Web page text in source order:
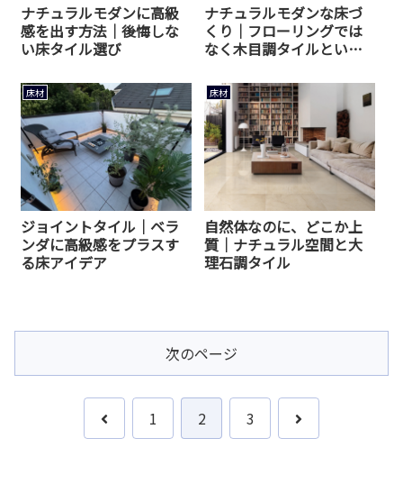
ナチュラルモダンに高級
感を出す方法｜後悔しな
い床タイル選び
ナチュラルモダンな床づ
くり｜フローリングでは
なく木目調タイルという
床材
ジョイントタイル｜ベラ
ンダに高級感をプラスす
る床アイデア
床材
自然体なのに、どこか上
質｜ナチュラル空間と大
理石調タイル
次のページ
前
1 2 3
次